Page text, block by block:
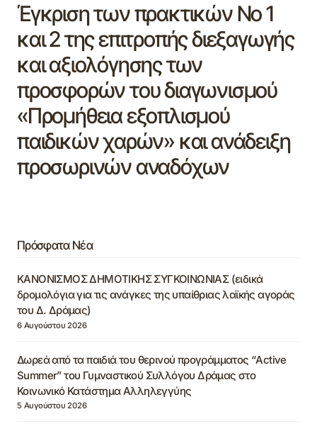
Έγκριση των πρακτικών Νο 1
και 2 της επιτροπής διεξαγωγής
και αξιολόγησης των
προσφορών του διαγωνισμού
«Προμήθεια εξοπλισμού
παιδικών χαρών» και ανάδειξη
προσωρινών αναδόχων
Πρόσφατα Νέα
ΚΑΝΟΝΙΣΜΟΣ ΔΗΜΟΤΙΚΗΣ ΣΥΓΚΟΙΝΩΝΙΑΣ (ειδικά
δρομολόγια για τις ανάγκες της υπαίθριας λαϊκής αγοράς
του Δ. Δράμας)
6 Αυγούστου 2026
Δωρεά από τα παιδιά του θερινού προγράμματος “Active
Summer” του Γυμναστικού Συλλόγου Δράμας στο
Κοινωνικό Κατάστημα Αλληλεγγύης
5 Αυγούστου 2026